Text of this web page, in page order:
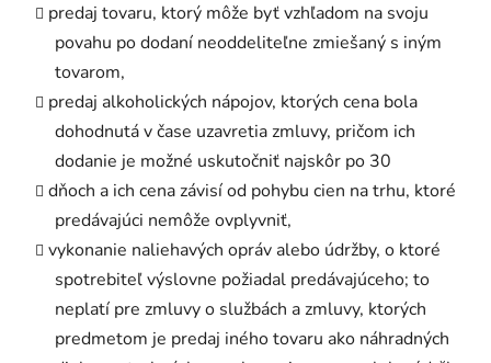
predaj tovaru, ktorý môže byť vzhľadom na svoju
povahu po dodaní neoddeliteľne zmiešaný s iným
tovarom,
predaj alkoholických nápojov, ktorých cena bola
dohodnutá v čase uzavretia zmluvy, pričom ich
dodanie je možné uskutočniť najskôr po 30
dňoch a ich cena závisí od pohybu cien na trhu, ktoré
predávajúci nemôže ovplyvniť,
vykonanie naliehavých opráv alebo údržby, o ktoré
spotrebiteľ výslovne požiadal predávajúceho; to
neplatí pre zmluvy o službách a zmluvy, ktorých
predmetom je predaj iného tovaru ako náhradných